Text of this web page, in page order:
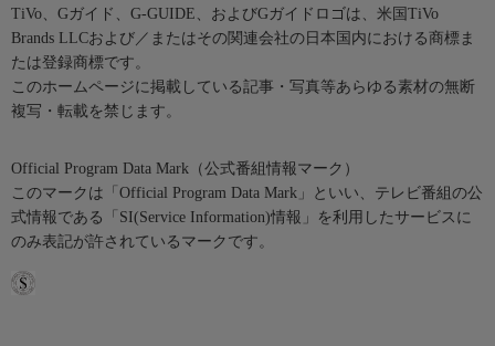
TiVo、Gガイド、G-GUIDE、およびGガイドロゴは、米国TiVo
Brands LLCおよび／またはその関連会社の日本国内における商標ま
たは登録商標です。
このホームページに掲載している記事・写真等あらゆる素材の無断
複写・転載を禁じます。
Official Program Data Mark（公式番組情報マーク）
このマークは「Official Program Data Mark」といい、テレビ番組の公
式情報である「SI(Service Information)情報」を利用したサービスに
のみ表記が許されているマークです。